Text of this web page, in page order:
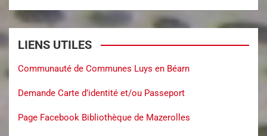
LIENS UTILES
Communauté de Communes Luys en Béarn
Demande Carte d’identité et/ou Passeport
Page Facebook Bibliothèque de Mazerolles